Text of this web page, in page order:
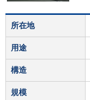
所在地
用途
構造
規模